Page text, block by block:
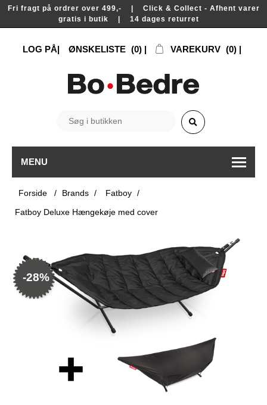
Fri fragt på ordrer over 499,- | Click & Collect - Afhent varer
gratis i butik | 14 dages returret
LOG PÅ ØNSKELISTE (0) VAREKURV (0)
MENU
Forside / Brands / Fatboy /
Fatboy Deluxe Hængekøje med cover
-28%